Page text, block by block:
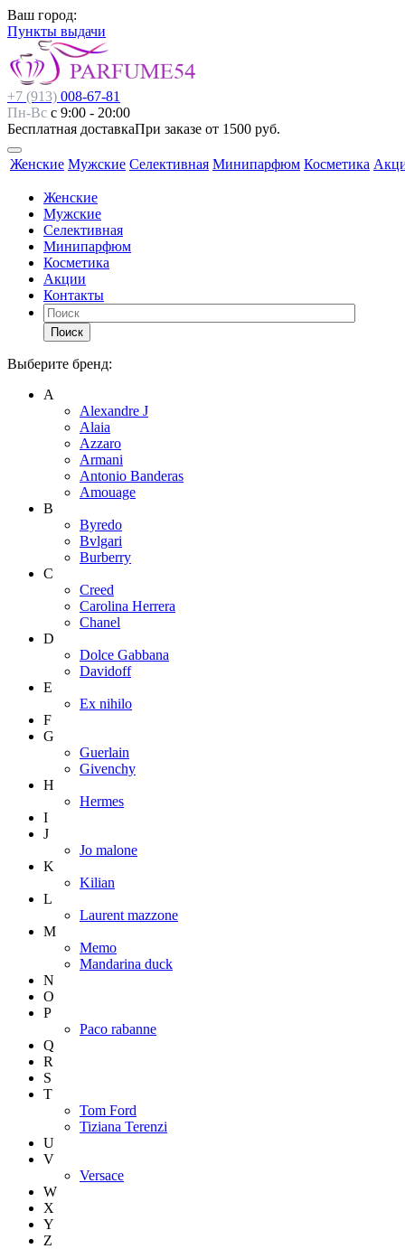
Ваш город:
Пункты выдачи
+7 (913) 008-67-81
Пн-Вс с 9:00 - 20:00
Бесплатная доставкаПри заказе от 1500 руб.
Женские Мужские Селективная Минипарфюм Косметика
Женские
Мужские
Селективная
Минипарфюм
Косметика
Акции
Контакты
Поиск
Выберите бренд:
А
Alexandre J
Alaia
Azzaro
Armani
Antonio Banderas
Amouage
B
Byredo
Bvlgari
Burberry
C
Creed
Carolina Herrera
Chanel
D
Dolce Gabbana
Davidoff
E
Ex nihilo
F
G
Guerlain
Givenchy
H
Hermes
I
J
Jo malone
K
Kilian
L
Laurent mazzone
M
Memo
Mandarina duck
N
O
P
Paco rabanne
Q
R
S
T
Tom Ford
Tiziana Terenzi
U
V
Versace
W
X
Y
Z